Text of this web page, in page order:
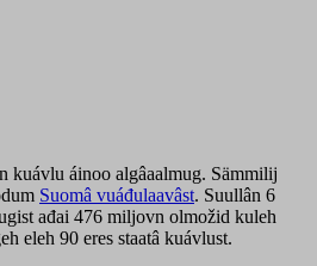
kuávlu áinoo algâaalmug. Sämmilij
Suomâ vuáđulaavâst. Suullân 6
ađai 476 miljovn olmožid kuleh
eleh 90 eres staatâ kuávlust.